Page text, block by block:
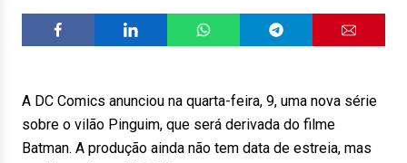
A DC Comics anunciou na quarta-feira, 9, uma nova série
sobre o vilão Pinguim, que será derivada do filme
Batman. A produção ainda não tem data de estreia, mas